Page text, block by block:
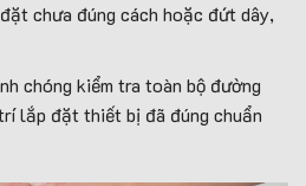
chưa đúng cách hoặc đứt dây,
chóng kiểm tra toàn bộ đường
lắp đặt thiết bị đã đúng chuẩn